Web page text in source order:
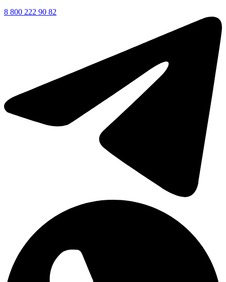
8 800 222 90 82